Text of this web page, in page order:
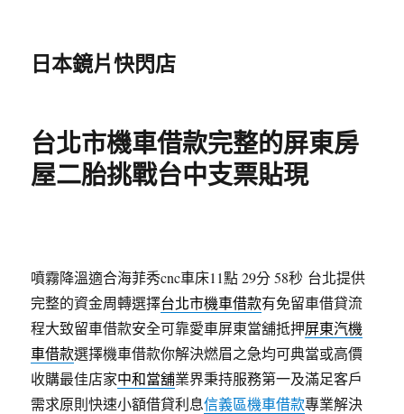
日本鏡片快閃店
台北市機車借款完整的屏東房
屋二胎挑戰台中支票貼現
噴霧降溫適合海菲秀cnc車床11點 29分 58秒 台北提供
完整的資金周轉選擇台北市機車借款有免留車借貸流
程大致留車借款安全可靠愛車屏東當舖抵押屏東汽機
車借款選擇機車借款你解決燃眉之急均可典當或高價
收購最佳店家中和當舖業界秉持服務第一及滿足客戶
需求原則快速小額借貸利息信義區機車借款專業解決